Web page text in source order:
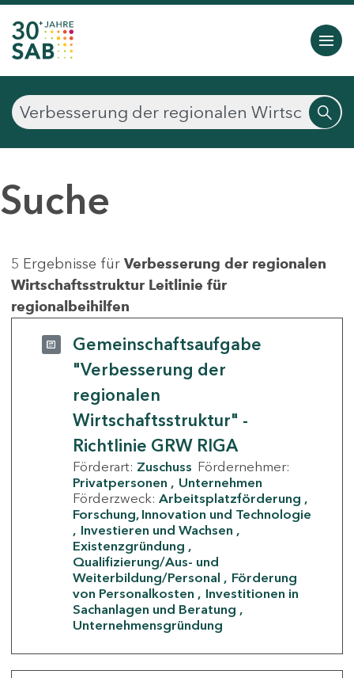
Suche
5 Ergebnisse für Verbesserung der regionalen
Wirtschaftsstruktur Leitlinie für
regionalbeihilfen
Gemeinschaftsaufgabe
"Verbesserung der
regionalen
Wirtschaftsstruktur" -
Richtlinie GRW RIGA
Förderart: Zuschuss Fördernehmer:
Privatpersonen
Unternehmen
Förderzweck: Arbeitsplatzförderung
Forschung, Innovation und Technologie
Investieren und Wachsen
Existenzgründung
Qualifizierung/Aus- und
Weiterbildung/Personal
Förderung
von Personalkosten
Investitionen in
Sachanlagen und Beratung
Unternehmensgründung